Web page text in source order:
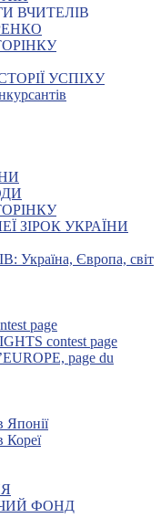
ВЧИТЕЛІВ
УСПІХУ
ЗІРОК УКРАЇНИ
Європа, світ
page
contest page
page du
Японії
Кореї
ФОНД